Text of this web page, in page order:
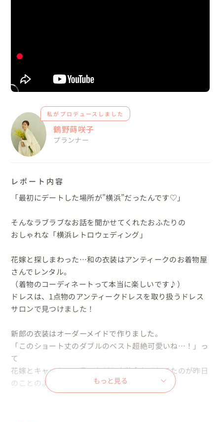
私がプロデュースしました
鶴野蒔咲子
プランナー
レポート内容
「最初にデートした場所が”横浜”だったんです♡」
そんなラブラブなお話を聞かせてくれたおふたりの
おしゃれな「横浜レトロウェディング」
花嫁と探しまわった…和の衣装はアンティークのお着物屋
さんでレンタル。
（着物のコーディネートって本当に楽しいです♪）
ドレスは、1点物のアンティークドレスを取り扱うドレス
サロンで見つけました！
新郎の衣装はオーダーメイドで作りました。
「このショート丈のダブルのベスト超絶可愛いね…！」っ
て
花嫁とキャッキャッ言いながら衣装合わせしてたのが昨日
のことのようです( *´艸｀) もっと見る